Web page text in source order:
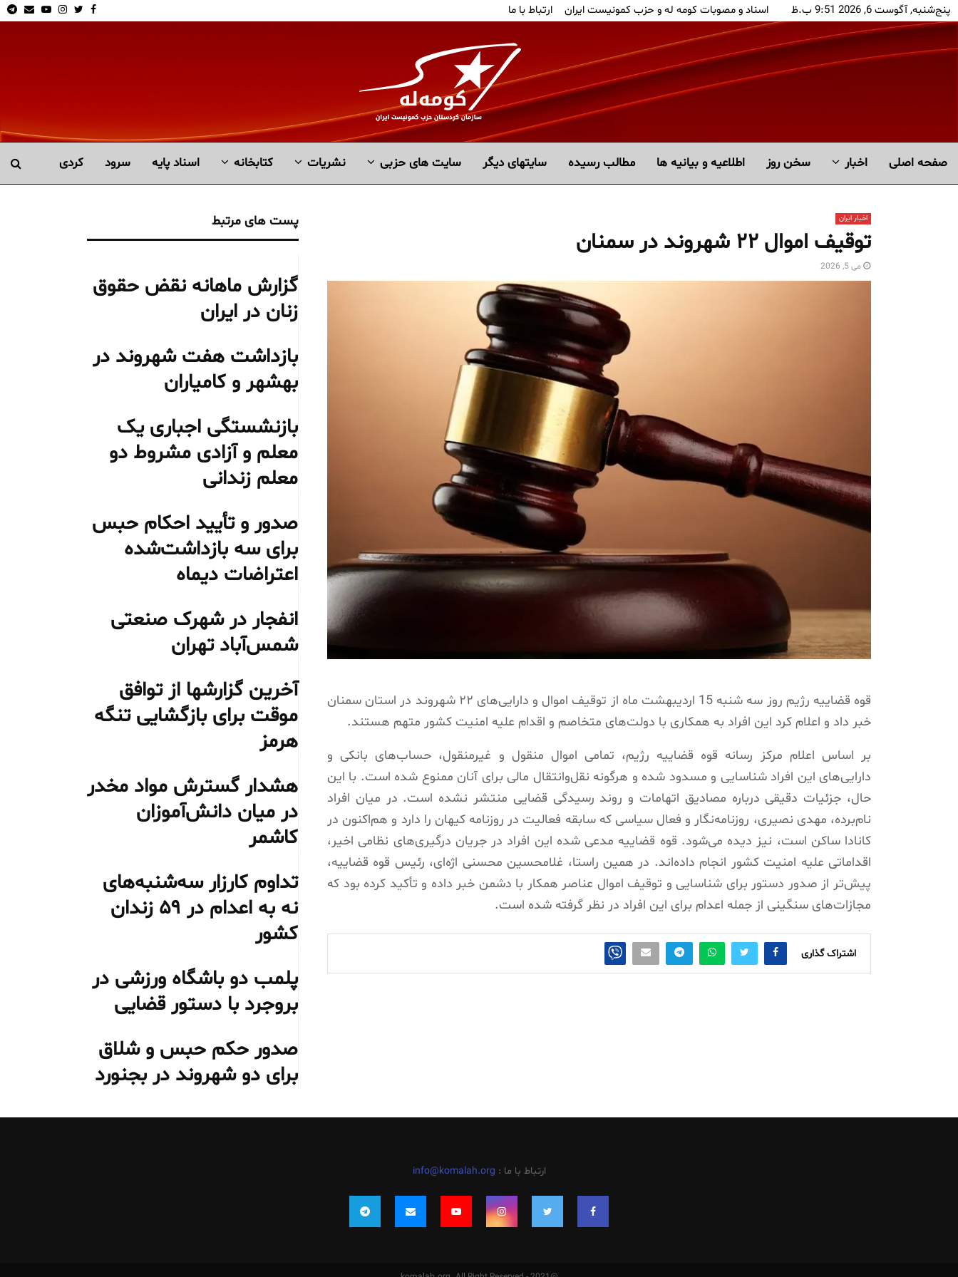
پنج‌شنبه, آگوست 6, 2026 9:51 ب.ظ اسناد و مصوبات کومه له و حزب کمونیست ایران ارتباط با ما Facebook
Twitter
Instagram
Youtube
Email
صفحه اصلی اخبار سخن روز اطلاعیه و بیانیه ها مطالب رسیده سايتهاى ديگر سایت های حزبی نشریات کتابخانە اسناد پایه سرود کردی
اخبار ایران
توقیف اموال ۲۲ شهروند در سمنان
می 5, 2026
قوه قضاییه رژیم روز سه شنبه 15 اردیبهشت ماه از توقیف اموال و دارایی‌های ۲۲ شهروند در استان سمنان
خبر داد و اعلام کرد این افراد به همکاری با دولت‌های متخاصم و اقدام علیه امنیت کشور متهم هستند.
بر اساس اعلام مرکز رسانه قوه قضاییه رژیم، تمامی اموال منقول و غیرمنقول، حساب‌های بانکی و
دارایی‌های این افراد شناسایی و مسدود شده و هرگونه نقل‌وانتقال مالی برای آنان ممنوع شده است. با این
حال، جزئیات دقیقی درباره مصادیق اتهامات و روند رسیدگی قضایی منتشر نشده است. در میان افراد
نام‌برده، مهدی نصیری، روزنامه‌نگار و فعال سیاسی که سابقه فعالیت در روزنامه کیهان را دارد و هم‌اکنون در
کانادا ساکن است، نیز دیده می‌شود. قوه قضاییه مدعی شده این افراد در جریان درگیری‌های نظامی اخیر،
اقداماتی علیه امنیت کشور انجام داده‌اند. در همین راستا، غلامحسین محسنی اژه‌ای، رئیس قوه قضاییه،
پیش‌تر از صدور دستور برای شناسایی و توقیف اموال عناصر همکار با دشمن خبر داده و تأکید کرده بود که
مجازات‌های سنگینی از جمله اعدام برای این افراد در نظر گرفته شده است.
اشتراک گذاری
پست های مرتبط
گزارش ماهانه نقض حقوق
زنان در ایران
بازداشت هفت شهروند در
بهشهر و کامیاران
بازنشستگی اجباری یک
معلم و آزادی مشروط دو
معلم زندانی
صدور و تأیید احکام حبس
برای سه بازداشت‌شده
اعتراضات دیماه
انفجار در شهرک صنعتی
شمس‌آباد تهران
آخرین گزارشها از توافق
موقت برای بازگشایی تنگه
هرمز
هشدار گسترش مواد مخدر
در میان دانش‌آموزان
کاشمر
تداوم کارزار سه‌شنبه‌های
نه به اعدام در ۵۹ زندان
کشور
پلمب دو باشگاه ورزشی در
بروجرد با دستور قضایی
صدور حکم حبس و شلاق
برای دو شهروند در بجنورد
ارتباط با ما : info@komalah.org